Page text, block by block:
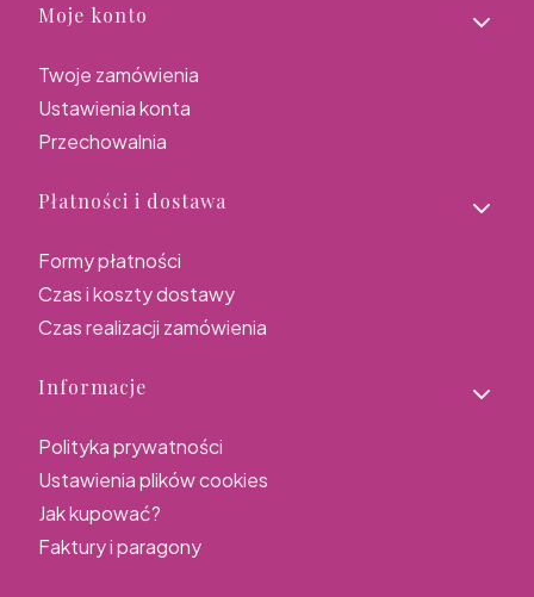
Moje konto
Twoje zamówienia
Ustawienia konta
Przechowalnia
Płatności i dostawa
Formy płatności
Czas i koszty dostawy
Czas realizacji zamówienia
Informacje
Polityka prywatności
Ustawienia plików cookies
Jak kupować?
Faktury i paragony